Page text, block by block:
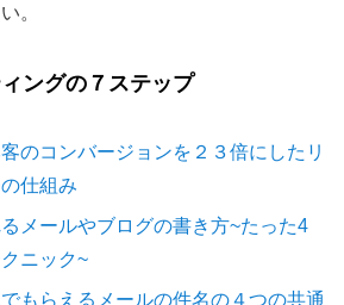
。
ングの７ステップ
のコンバージョンを２３倍にしたリ
仕組み
メールやブログの書き方~たった4
ニック~
もらえるメールの件名の４つの共通